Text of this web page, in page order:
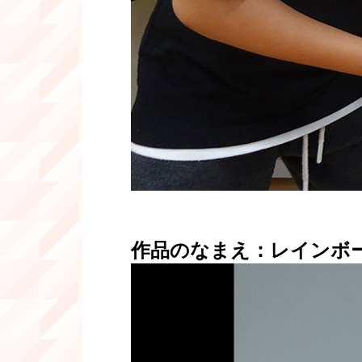
作品のなまえ：レインボ